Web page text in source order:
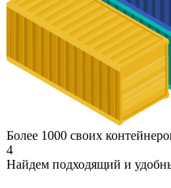
Более 1000 своих
4
Найдем подходящий и